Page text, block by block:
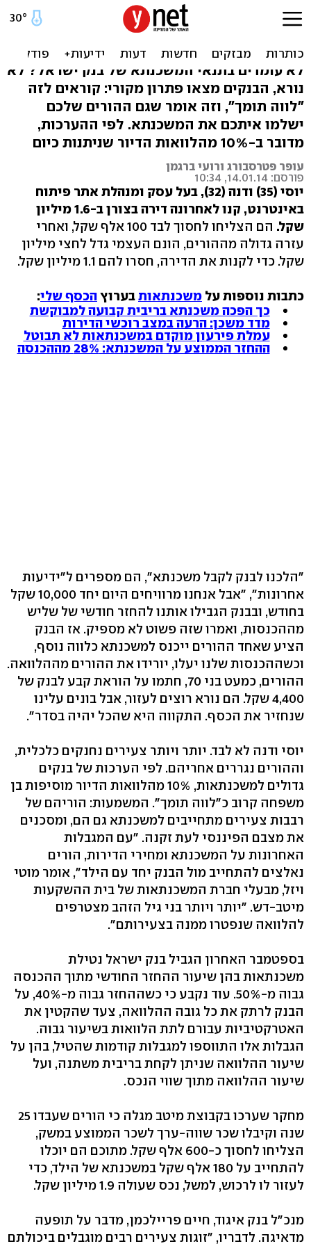
עוד דרך לקנות דירה: משכנתא
עם אבא ואמא
לא עומדים בתנאי המשכנתא של בנק ישראל? לא
נורא, הבנקים מצאו פתרון מקורי: קוראים לזה
"לווה תומך‭,"‬ וזה אומר שגם ההורים שלכם
ישלמו איתכם את המשכנתא. לפי ההערכות,
מדובר ‭10%-ב‬ מהלוואות הדיור שניתנות כיום
עופר פטרסבורג ורועי ברגמן
פורסם: 14.01.14, 10:34
יוסי (35) ודנה (32),‬ בעל עסק ומנהלת אתר פיתוח
באינטרנט, קנו לאחרונה דירה בצורן ב-1.6 מיליון
שקל.
הם הצליחו לחסוך לבד 100 אלף שקל, ואחרי
עזרה גדולה מההורים, הונם העצמי גדל לחצי מיליון
שקל. כדי לקנות את הדירה, חסרו להם ‭1.1‬ מיליון שקל.
כתבות נוספות על משכנתאותבערוץהכסף שלי:
כך הפכה משכנתא בריבית קבועה למבוקשת
מדד משכן: הרעה במצב רוכשי הדירות
עמלת פירעון מוקדם במשכנתאות לא תבוטל
ההחזר הממוצע על המשכנתא: 28% מההכנסה
"הלכנו לבנק לקבל משכנתא‭,"‬ הם מספרים ל"ידיעות
אחרונות‭,"‬ "אבל אנחנו מרוויחים היום יחד ‭10,000‬ שקל
בחודש, ובבנק הגבילו אותנו להחזר חודשי של שליש
מההכנסות, ואמרו שזה פשוט לא מספיק. אז הבנק
הציע שאחד ההורים ייכנס למשכנתא כלווה נוסף,
וכשההכנסות שלנו יעלו, יורידו את ההורים מההלוואה.
ההורים, כמעט בני ‭,70‬ חתמו על הוראת קבע לבנק של
‭4,400‬ שקל. הם נורא רוצים לעזור, אבל בונים עלינו
שנחזיר את הכסף. התקווה היא שהכל יהיה בסדר‭."‬
יוסי ודנה לא לבד. יותר ויותר צעירים נחנקים כלכלית,
וההורים נגררים אחריהם. לפי הערכות של בנקים
גדולים למשכנתאות, ‭10%‬ מהלוואות הדיור מוסיפות בן
משפחה קרוב כ"לווה תומך‭."‬ המשמעות: הוריהם של
רבבות צעירים מתחייבים למשכנתא גם הם, ומסכנים
את מצבם הפיננסי לעת זקנה. "עם המגבלות
האחרונות על המשכנתא ומחירי הדירות, הורים
נאלצים להתחייב מול הבנק יחד עם הילד‭,"‬ אומר מוטי
ויזל, מבעלי חברת המשכנתאות של בית ההשקעות
מיטב-דש. "יותר ויותר בני גיל הזהב מצטרפים
להלוואה שנפטרו ממנה בצעירותם‭."‬
בספטמבר האחרון הגביל בנק ישראל נטילת
משכנתאות בהן שיעור ההחזר החודשי מתוך ההכנסה
גבוה ‭.50%-מ‬ עוד נקבע כי כשההחזר גבוה ‭,40%-מ‬ על
הבנק לרתק את כל גובה ההלוואה, צעד שהקטין את
האטרקטיביות עבורם לתת הלוואות בשיעור גבוה.
הגבלות אלו התווספו למגבלות קודמות שהטיל, בהן על
שיעור ההלוואה שניתן לקחת בריבית משתנה, ועל
שיעור ההלוואה מתוך שווי הנכס.
מחקר שערכו בקבוצת מיטב מגלה כי הורים שעבדו 25
שנה וקיבלו שכר שווה-ערך לשכר הממוצע במשק,
הצליחו לחסוך ‭600-כ‬ אלף שקל. מתוכם הם יוכלו
להתחייב על 180 אלף שקל במשכנתא של הילד, כדי
לעזור לו לרכוש, למשל, נכס שעולה ‭1.9‬ מיליון שקל.
מנכ"ל בנק איגוד, חיים פריילכמן, מדבר על תופעה
מדאיגה. לדבריו, "זוגות צעירים רבים מוגבלים ביכולתם